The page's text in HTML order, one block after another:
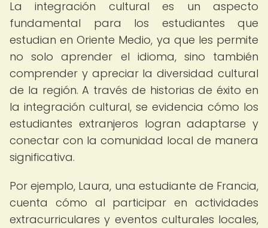
La integración cultural es un aspecto
fundamental para los estudiantes que
estudian en Oriente Medio, ya que les permite
no solo aprender el idioma, sino también
comprender y apreciar la diversidad cultural
de la región. A través de historias de éxito en
la integración cultural, se evidencia cómo los
estudiantes extranjeros logran adaptarse y
conectar con la comunidad local de manera
significativa.
Por ejemplo, Laura, una estudiante de Francia,
cuenta cómo al participar en actividades
extracurriculares y eventos culturales locales,